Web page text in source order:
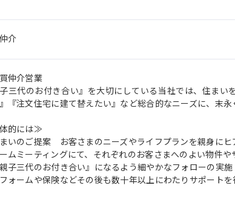
介
仲介営業
子三代のお付き合い』を大切にしている当社では、住まい
『注文住宅に建て替えたい』など総合的なニーズに、末永
的には≫
まいのご提案 お客さまのニーズやライフプランを親身にヒ
ムミーティングにて、それぞれのお客さまへのよい物件
子三代のお付き合い』になるよう細やかなフォローの実施
ォームや保険などその後も数十年以上にわたりサポート